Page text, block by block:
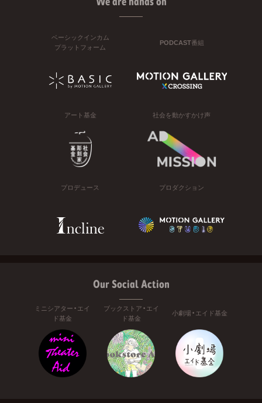
ベーシックインカム
プラットフォーム
PODCAST番組
アート基金 社会を動かすかけ声
プロデュース プロダクション
Our Social Action
ミニシアター・エイ
ド基金
ブックストア・エイ
ド基金
小劇場・エイド基金